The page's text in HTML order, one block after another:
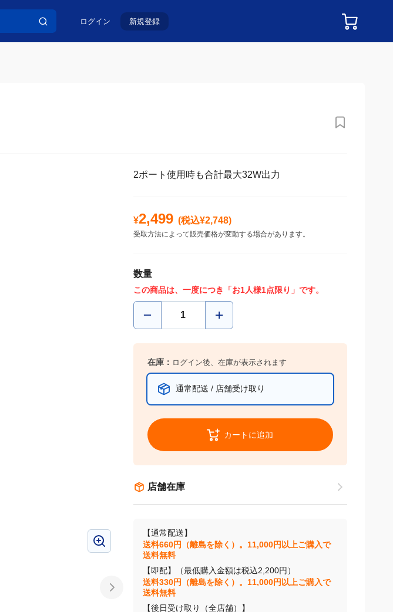
ログイン 新規登録
2ポート使用時も合計最大32W出力
¥2,499 (税込¥2,748)
受取方法によって販売価格が変動する場合があります。
数量
この商品は、一度につき「お1人様1点限り」です。
在庫： ログイン後、在庫が表示されます
通常配送 / 店舗受け取り
カートに追加
店舗在庫
【通常配送】
送料660円（離島を除く）。11,000円以上ご購入で
送料無料
【即配】（最低購入金額は税込2,200円）
送料330円（離島を除く）。11,000円以上ご購入で
送料無料